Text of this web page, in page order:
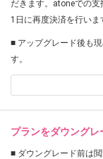
だきます。atoneでの支
1日に再度決済を行いま
■ アップグレード後も
す。
プランをダウングレ
■ ダウングレード前は